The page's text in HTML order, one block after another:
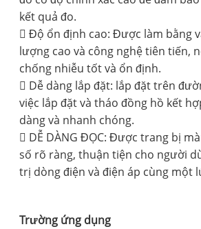
kết quả đo.
 Độ ổn định cao: Được làm bằng
lượng cao và công nghệ tiên tiến,
chống nhiễu tốt và ổn định.
 Dễ dàng lắp đặt: lắp đặt trên
việc lắp đặt và tháo đồng hồ kết
dàng và nhanh chóng.
 DỄ DÀNG ĐỌC: Được trang bị
số rõ ràng, thuận tiện cho người
trị dòng điện và điện áp cùng một
Trường ứng dụng